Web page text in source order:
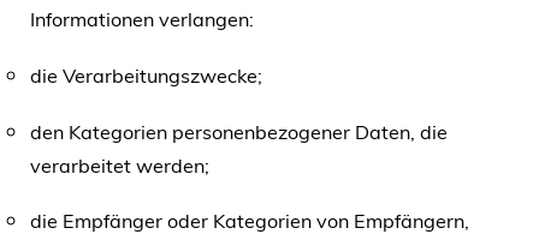
Informationen verlangen:
die Verarbeitungszwecke;
den Kategorien personenbezogener Daten, die
verarbeitet werden;
die Empfänger oder Kategorien von Empfängern,